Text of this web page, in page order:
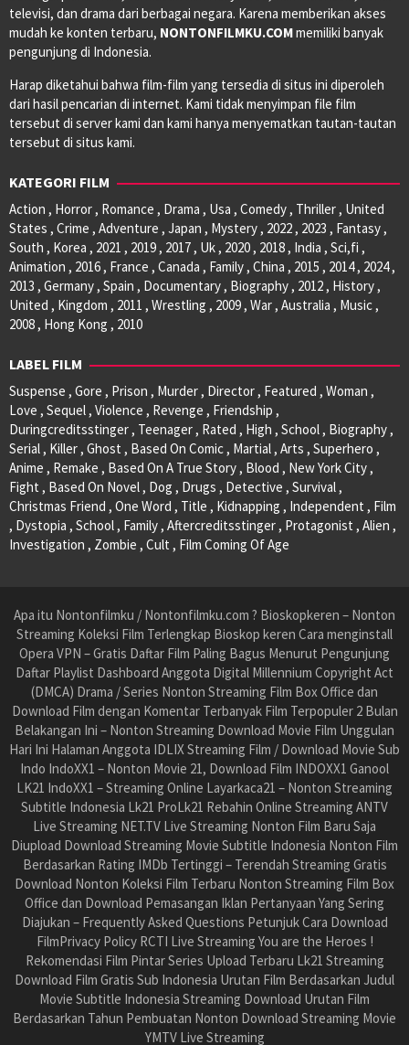
televisi, dan drama dari berbagai negara. Karena memberikan akses
mudah ke konten terbaru, NONTONFILMKU.COMmemiliki banyak
pengunjung di Indonesia.
Harap diketahui bahwa film-film yang tersedia di situs ini diperoleh
dari hasil pencarian di internet. Kami tidak menyimpan file film
tersebut di server kami dan kami hanya menyematkan tautan-tautan
tersebut di situs kami.
KATEGORI FILM
Action , Horror , Romance , Drama , Usa , Comedy , Thriller , United
States , Crime , Adventure , Japan , Mystery , 2022 , 2023 , Fantasy ,
South , Korea , 2021 , 2019 , 2017 , Uk , 2020 , 2018 , India , Sci,fi ,
Animation , 2016 , France , Canada , Family , China , 2015 , 2014 , 2024 ,
2013 , Germany , Spain , Documentary , Biography , 2012 , History ,
United , Kingdom , 2011 , Wrestling , 2009 , War , Australia , Music ,
2008 , Hong Kong , 2010
LABEL FILM
Suspense , Gore , Prison , Murder , Director , Featured , Woman ,
Love , Sequel , Violence , Revenge , Friendship ,
Duringcreditsstinger , Teenager , Rated , High , School , Biography ,
Serial , Killer , Ghost , Based On Comic , Martial , Arts , Superhero ,
Anime , Remake , Based On A True Story , Blood , New York City ,
Fight , Based On Novel , Dog , Drugs , Detective , Survival ,
Christmas Friend , One Word , Title , Kidnapping , Independent , Film
, Dystopia , School , Family , Aftercreditsstinger , Protagonist , Alien ,
Investigation , Zombie , Cult , Film Coming Of Age
Apa itu Nontonfilmku / Nontonfilmku.com ? Bioskopkeren – Nonton
Streaming Koleksi Film Terlengkap Bioskop keren Cara menginstall
Opera VPN – Gratis Daftar Film Paling Bagus Menurut Pengunjung
Daftar Playlist Dashboard Anggota Digital Millennium Copyright Act
(DMCA) Drama / Series Nonton Streaming Film Box Office dan
Download Film dengan Komentar Terbanyak Film Terpopuler 2 Bulan
Belakangan Ini – Nonton Streaming Download Movie Film Unggulan
Hari Ini Halaman Anggota IDLIX Streaming Film / Download Movie Sub
Indo IndoXX1 – Nonton Movie 21, Download Film INDOXX1 Ganool
LK21 IndoXX1 – Streaming Online Layarkaca21 – Nonton Streaming
Subtitle Indonesia Lk21 ProLk21 Rebahin Online Streaming ANTV
Live Streaming NET.TV Live Streaming Nonton Film Baru Saja
Diupload Download Streaming Movie Subtitle Indonesia Nonton Film
Berdasarkan Rating IMDb Tertinggi – Terendah Streaming Gratis
Download Nonton Koleksi Film Terbaru Nonton Streaming Film Box
Office dan Download Pemasangan Iklan Pertanyaan Yang Sering
Diajukan – Frequently Asked Questions Petunjuk Cara Download
FilmPrivacy Policy RCTI Live Streaming You are the Heroes !
Rekomendasi Film Pintar Series Upload Terbaru Lk21 Streaming
Download Film Gratis Sub Indonesia Urutan Film Berdasarkan Judul
Movie Subtitle Indonesia Streaming Download Urutan Film
Berdasarkan Tahun Pembuatan Nonton Download Streaming Movie
YMTV Live Streaming